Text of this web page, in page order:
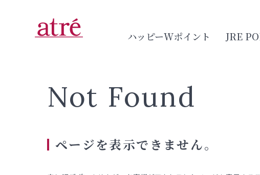
ハッピーWポイント JRE
Not Found
ページを表示できません。